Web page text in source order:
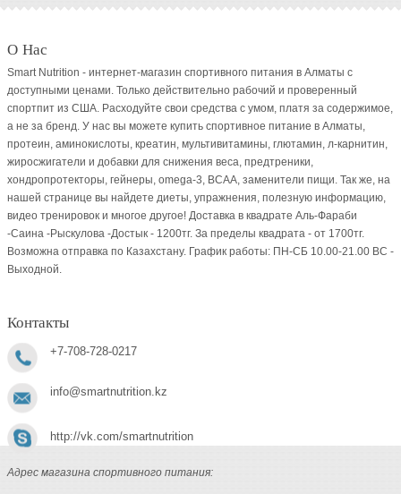
О Нас
Smart Nutrition - интернет-магазин спортивного питания в Алматы с
доступными ценами. Только действительно рабочий и проверенный
спортпит из США. Расходуйте свои средства с умом, платя за содержимое,
а не за бренд. У нас вы можете купить спортивное питание в Алматы,
протеин, аминокислоты, креатин, мультивитамины, глютамин, л-карнитин,
жиросжигатели и добавки для снижения веса, предтреники,
хондропротекторы, гейнеры, omega-3, BCAA, заменители пищи. Так же, на
нашей странице вы найдете диеты, упражнения, полезную информацию,
видео тренировок и многое другое! Доставка в квадрате Аль-Фараби
-Саина -Рыскулова -Достык - 1200тг. За пределы квадрата - от 1700тг.
Возможна отправка по Казахстану. График работы: ПН-СБ 10.00-21.00 ВC -
Выходной.
Контакты
+7-708-728-0217
info@smartnutrition.kz
http://vk.com/smartnutrition
Адрес магазина спортивного питания: